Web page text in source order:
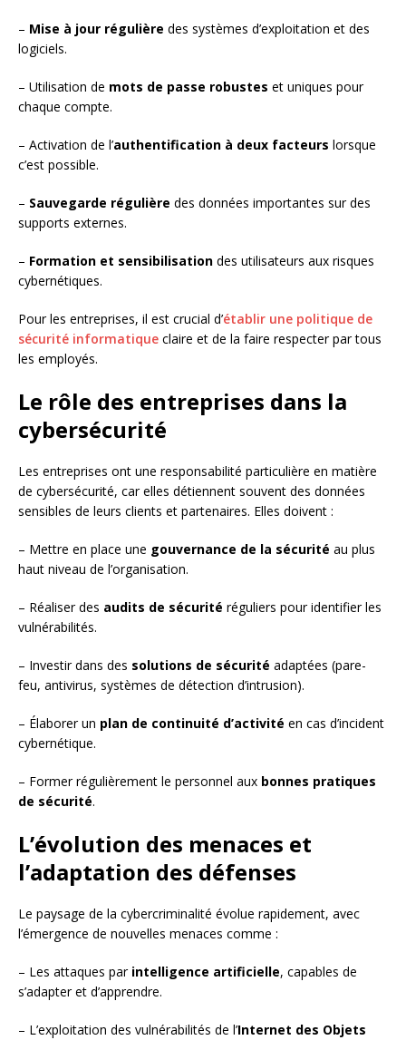
– Mise à jour régulière des systèmes d’exploitation et des
logiciels.
– Utilisation de mots de passe robustes et uniques pour
chaque compte.
– Activation de l’authentification à deux facteurs lorsque
c’est possible.
– Sauvegarde régulière des données importantes sur des
supports externes.
– Formation et sensibilisation des utilisateurs aux risques
cybernétiques.
Pour les entreprises, il est crucial d’établir une politique de
sécurité informatique claire et de la faire respecter par tous
les employés.
Le rôle des entreprises dans la
cybersécurité
Les entreprises ont une responsabilité particulière en matière
de cybersécurité, car elles détiennent souvent des données
sensibles de leurs clients et partenaires. Elles doivent :
– Mettre en place une gouvernance de la sécurité au plus
haut niveau de l’organisation.
– Réaliser des audits de sécurité réguliers pour identifier les
vulnérabilités.
– Investir dans des solutions de sécurité adaptées (pare-
feu, antivirus, systèmes de détection d’intrusion).
– Élaborer un plan de continuité d’activité en cas d’incident
cybernétique.
– Former régulièrement le personnel aux bonnes pratiques
de sécurité.
L’évolution des menaces et
l’adaptation des défenses
Le paysage de la cybercriminalité évolue rapidement, avec
l’émergence de nouvelles menaces comme :
– Les attaques par intelligence artificielle, capables de
s’adapter et d’apprendre.
– L’exploitation des vulnérabilités de l’Internet des Objets